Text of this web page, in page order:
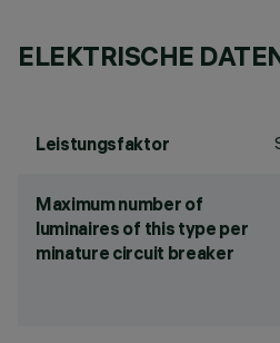
ELEKTRISCHE
Leistungsfaktor
Maximum number of
luminaires of this type per
minature circuit breaker